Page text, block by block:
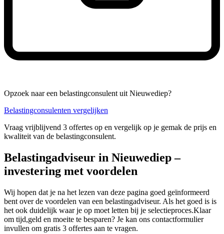
Opzoek naar een belastingconsulent uit Nieuwediep?
Belastingconsulenten vergelijken
Vraag vrijblijvend 3 offertes op en vergelijk op je gemak de prijs en
kwaliteit van de belastingconsulent.
Belastingadviseur in Nieuwediep –
investering met voordelen
Wij hopen dat je na het lezen van deze pagina goed geïnformeerd
bent over de voordelen van een belastingadviseur. Als het goed is is
het ook duidelijk waar je op moet letten bij je selectieproces.Klaar
om tijd,geld en moeite te besparen? Je kan ons contactformulier
invullen om gratis 3 offertes aan te vragen.